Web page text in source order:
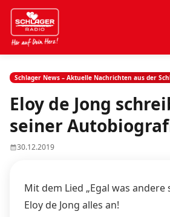
Schlager News – Aktuelle Nachrichten aus der
Eloy de Jong
seiner
30.12.2019
Mit dem Lied „Egal was
Eloy de Jong alles an!